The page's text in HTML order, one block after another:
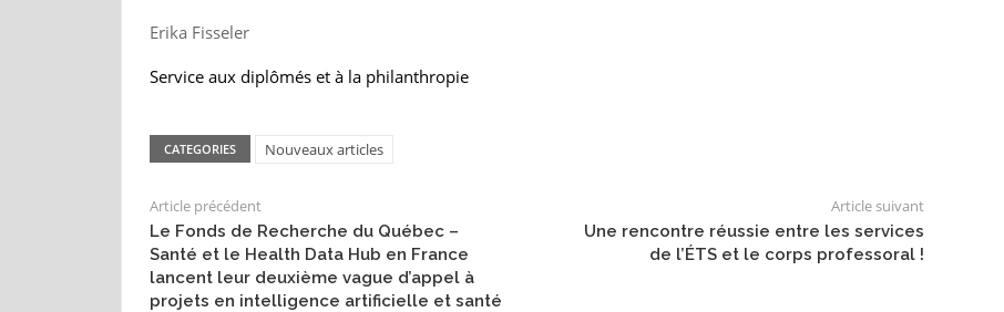
Erika Fisseler
Service aux diplômés et à la philanthropie
CATEGORIES Nouveaux articles
Article précédent
Le Fonds de Recherche du Québec –
Santé et le Health Data Hub en France
lancent leur deuxième vague d’appel à
projets en intelligence artificielle et santé
Article suivant
Une rencontre réussie entre les services
de l’ÉTS et le corps professoral !